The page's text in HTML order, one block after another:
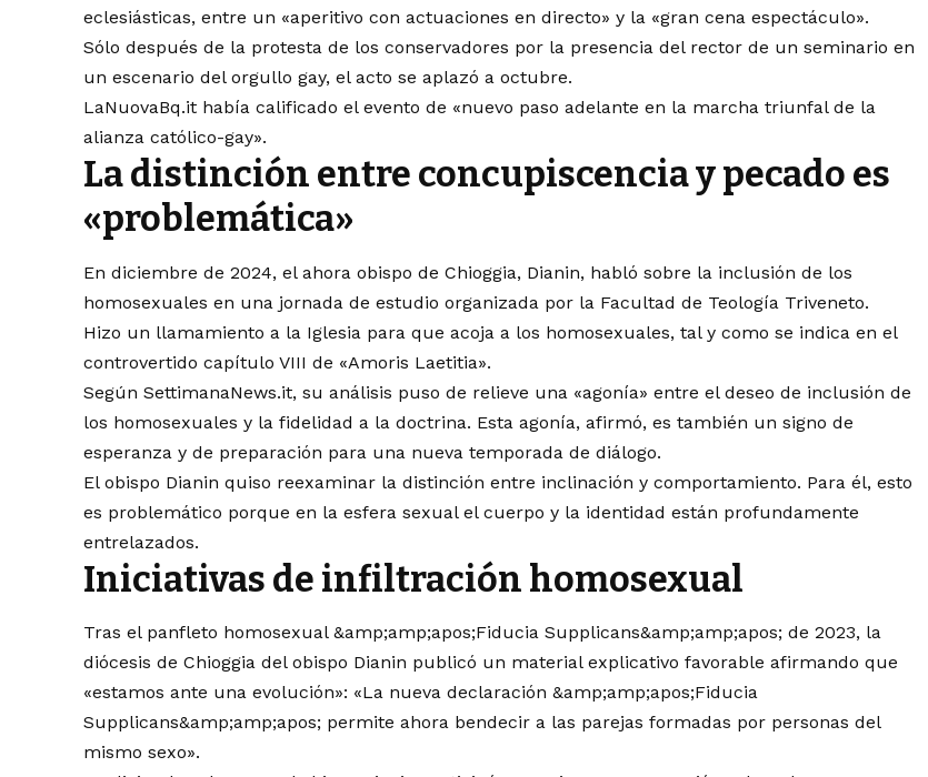
eclesiásticas, entre un «aperitivo con actuaciones en directo» y la «gran cena espectáculo».
Sólo después de la protesta de los conservadores por la presencia del rector de un seminario en
un escenario del orgullo gay, el acto se aplazó a octubre.
LaNuovaBq.it había calificado el evento de «nuevo paso adelante en la marcha triunfal de la
alianza católico-gay».
La distinción entre concupiscencia y pecado es
«problemática»
En diciembre de 2024, el ahora obispo de Chioggia, Dianin, habló sobre la inclusión de los
homosexuales en una jornada de estudio organizada por la Facultad de Teología Triveneto.
Hizo un llamamiento a la Iglesia para que acoja a los homosexuales, tal y como se indica en el
controvertido capítulo VIII de «Amoris Laetitia».
Según SettimanaNews.it, su análisis puso de relieve una «agonía» entre el deseo de inclusión de
los homosexuales y la fidelidad a la doctrina. Esta agonía, afirmó, es también un signo de
esperanza y de preparación para una nueva temporada de diálogo.
El obispo Dianin quiso reexaminar la distinción entre inclinación y comportamiento. Para él, esto
es problemático porque en la esfera sexual el cuerpo y la identidad están profundamente
entrelazados.
Iniciativas de infiltración homosexual
Tras el panfleto homosexual &amp;amp;apos;Fiducia Supplicans&amp;amp;apos; de 2023, la
diócesis de Chioggia del obispo Dianin publicó un material explicativo favorable afirmando que
«estamos ante una evolución»: «La nueva declaración &amp;amp;apos;Fiducia
Supplicans&amp;amp;apos; permite ahora bendecir a las parejas formadas por personas del
mismo sexo».